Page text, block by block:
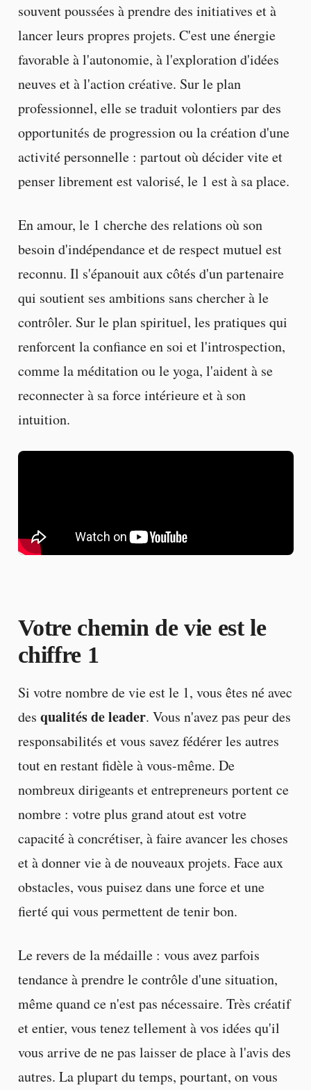
souvent poussées à prendre des initiatives et à
lancer leurs propres projets. C'est une énergie
favorable à l'autonomie, à l'exploration d'idées
neuves et à l'action créative. Sur le plan
professionnel, elle se traduit volontiers par des
opportunités de progression ou la création d'une
activité personnelle : partout où décider vite et
penser librement est valorisé, le 1 est à sa place.
En amour, le 1 cherche des relations où son
besoin d'indépendance et de respect mutuel est
reconnu. Il s'épanouit aux côtés d'un partenaire
qui soutient ses ambitions sans chercher à le
contrôler. Sur le plan spirituel, les pratiques qui
renforcent la confiance en soi et l'introspection,
comme la méditation ou le yoga, l'aident à se
reconnecter à sa force intérieure et à son
intuition.
Votre chemin de vie est le
chiffre 1
Si votre nombre de vie est le 1, vous êtes né avec
des qualités de leader. Vous n'avez pas peur des
responsabilités et vous savez fédérer les autres
tout en restant fidèle à vous-même. De
nombreux dirigeants et entrepreneurs portent ce
nombre : votre plus grand atout est votre
capacité à concrétiser, à faire avancer les choses
et à donner vie à de nouveaux projets. Face aux
obstacles, vous puisez dans une force et une
fierté qui vous permettent de tenir bon.
Le revers de la médaille : vous avez parfois
tendance à prendre le contrôle d'une situation,
même quand ce n'est pas nécessaire. Très créatif
et entier, vous tenez tellement à vos idées qu'il
vous arrive de ne pas laisser de place à l'avis des
autres. La plupart du temps, pourtant, on vous